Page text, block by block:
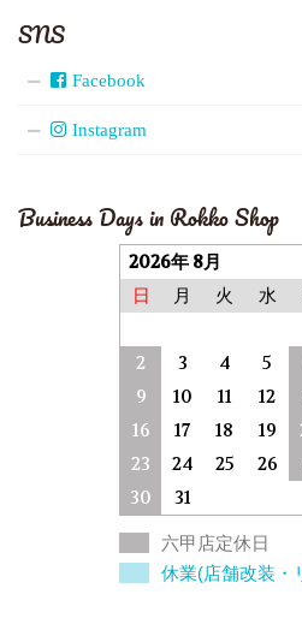
SNS
Facebook
Instagram
Business Days in Rokko Shop
2026年 8月
日 月 火 水
2
3 4 5
9
10 11 12
16
17 18 19
23
24 25 26
30
31
六甲店定休日
休業(店舗改装・